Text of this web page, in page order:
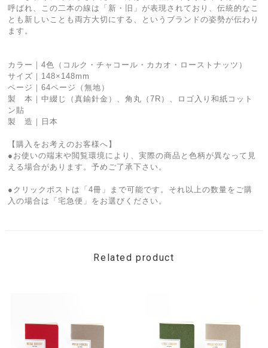
呼ばれ、この二本の線は「新・旧」が表現されており、伝統的なこ
とも新しいことも両方大切にする、というブランドの姿勢が伝わり
ます。
カラー｜4色（コルク・チャコール・カカオ・ローストナッツ）
サイズ｜148×148mm
ページ｜64ページ（無地）
製 本｜中綴じ（真鍮針金）、角丸（7R）、ロゴ入り和紙コット
ン貼
製 造｜日本
【購入をお考えのお客様へ】
●お使いの端末や閲覧環境により、実際の商品と色柄が異なって見
える場合があります。予めご了承下さい。
●クリックポストは「4冊」まで可能です。それ以上の数量をご購
入の場合は「宅急便」をお選びください。
Related product